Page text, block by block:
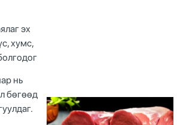
эх
хумс,
нь
бөгөөд